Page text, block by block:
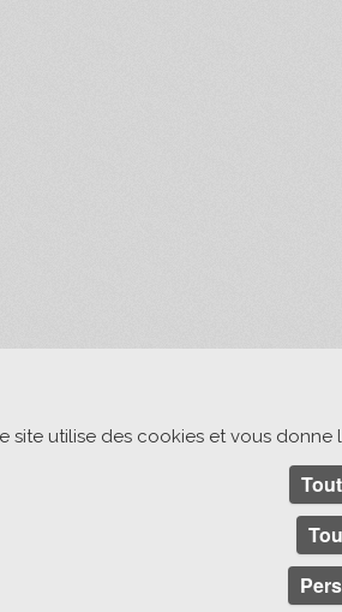
site utilise des cookies et vous